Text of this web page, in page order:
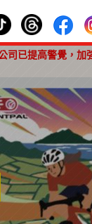
司已提高警覺，加